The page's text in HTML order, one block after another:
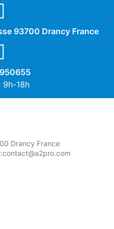
93700 Drancy France
9h-18h
Drancy France